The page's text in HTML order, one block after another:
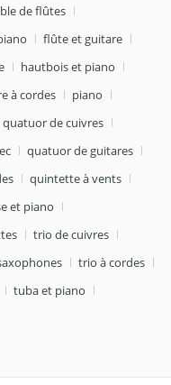
de flûtes
flûte et guitare
hautbois et piano
à cordes
piano
quatuor de cuivres
quatuor de guitares
quintette à vents
et piano
trio de cuivres
trio à cordes
tuba et piano